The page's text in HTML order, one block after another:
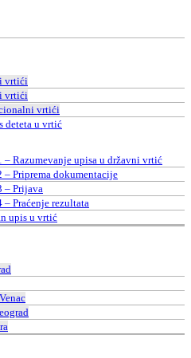
vrtići
vrtići
vrtići
deteta u vrtić
– Razumevanje upisa u državni vrtić
– Priprema dokumentacije
– Prijava
– Praćenje rezultata
upis u vrtić